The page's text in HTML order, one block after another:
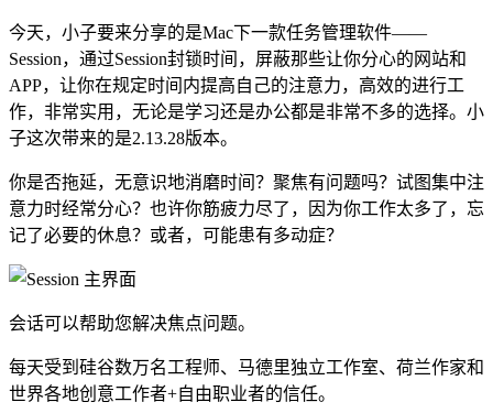
今天，小子要来分享的是Mac下一款任务管理软件——
Session，通过Session封锁时间，屏蔽那些让你分心的网站和
APP，让你在规定时间内提高自己的注意力，高效的进行工
作，非常实用，无论是学习还是办公都是非常不多的选择。小
子这次带来的是2.13.28版本。
你是否拖延，无意识地消磨时间？聚焦有问题吗？试图集中注
意力时经常分心？也许你筋疲力尽了，因为你工作太多了，忘
记了必要的休息？或者，可能患有多动症？
会话可以帮助您解决焦点问题。
每天受到硅谷数万名工程师、马德里独立工作室、荷兰作家和
世界各地创意工作者+自由职业者的信任。